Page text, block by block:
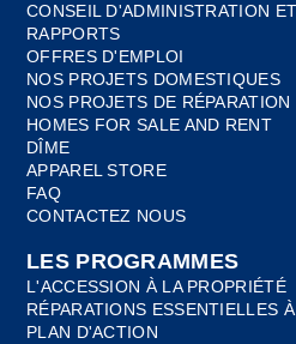
CONSEIL D'ADMINISTRATION
RAPPORTS
OFFRES D'EMPLOI
NOS PROJETS DOMESTIQUES
NOS PROJETS DE
HOMES FOR SALE AND RENT
DÎME
APPAREL STORE
FAQ
CONTACTEZ NOUS
LES PROGRAMMES
L'ACCESSION À LA PROPRIÉTÉ
RÉPARATIONS ESSENTIELLES
PLAN D'ACTION